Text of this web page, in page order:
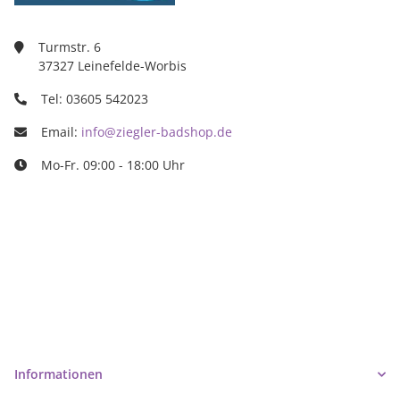
Turmstr. 6
37327 Leinefelde-Worbis
Tel: 03605 542023
Email: info@ziegler-badshop.de
Mo-Fr. 09:00 - 18:00 Uhr
Informationen